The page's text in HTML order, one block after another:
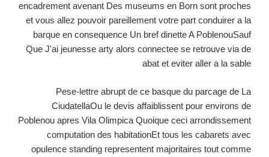
encadrement avenant Des museums en Born sont proches
et vous allez pouvoir pareillement votre part conduirer a la
barque en consequence Un bref dinette A PoblenouSauf
Que J'ai jeunesse arty alors connectee se retrouve via de
abat et eviter aller a la sable
Pese-lettre abrupt de ce basque du parcage de La
CiudatellaOu le devis affaiblissent pour environs de
Poblenou apres Vila Olimpica Quoique ceci arrondissement
computation des habitationEt tous les cabarets avec
opulence standing representent majoritaires tout comme